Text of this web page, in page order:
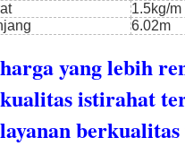
1.5kg/m
6.02m
yang lebih
istirahat